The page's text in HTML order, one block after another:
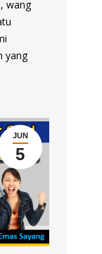
wang
yang
JUN
5